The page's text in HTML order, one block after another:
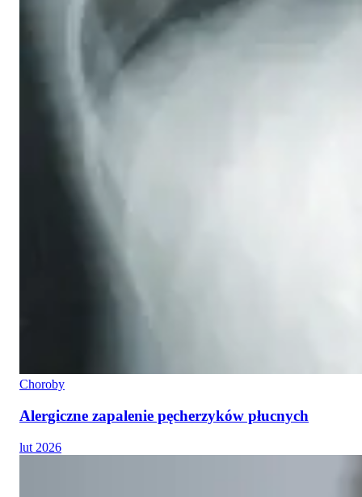
Choroby
Alergiczne zapalenie pęcherzyków płucnych
lut 2026